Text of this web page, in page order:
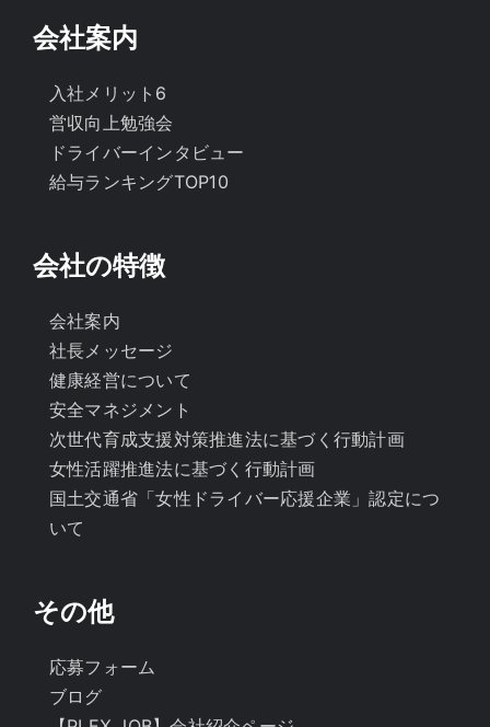
会社案内
入社メリット6
営収向上勉強会
ドライバーインタビュー
給与ランキングTOP10
会社の特徴
会社案内
社長メッセージ
健康経営について
安全マネジメント
次世代育成支援対策推進法に基づく行動計画
女性活躍推進法に基づく行動計画
国土交通省「女性ドライバー応援企業」認定につ
いて
その他
応募フォーム
ブログ